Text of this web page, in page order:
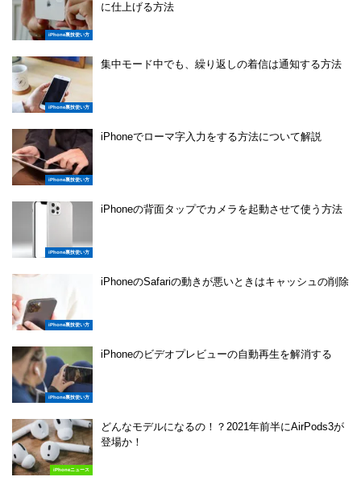
iPhone裏技使い方
に仕上げる方法
iPhone裏技使い方
集中モード中でも、繰り返しの着信は通知する方法
iPhone裏技使い方
iPhoneでローマ字入力をする方法について解説
iPhone裏技使い方
iPhoneの背面タップでカメラを起動させて使う方法
iPhone裏技使い方
iPhoneのSafariの動きが悪いときはキャッシュの削除
iPhone裏技使い方
iPhoneのビデオプレビューの自動再生を解消する
iPhoneニュース
どんなモデルになるの！？2021年前半にAirPods3が
登場か！